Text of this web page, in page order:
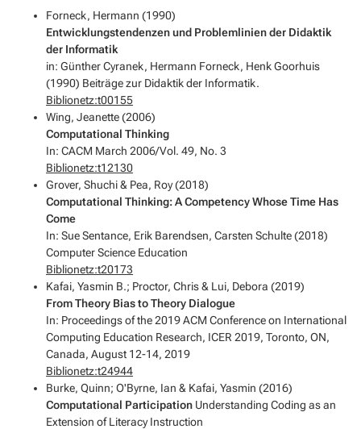
Forneck, Hermann (1990)
Entwicklungstendenzen und Problemlinien der Didaktik
der Informatik
in: Günther Cyranek, Hermann Forneck, Henk Goorhuis
(1990) Beiträge zur Didaktik der Informatik.
Biblionetz:t00155
Wing, Jeanette (2006)
Computational Thinking
In: CACM March 2006/Vol. 49, No. 3
Biblionetz:t12130
Grover, Shuchi & Pea, Roy (2018)
Computational Thinking: A Competency Whose Time Has
Come
In: Sue Sentance, Erik Barendsen, Carsten Schulte (2018)
Computer Science Education
Biblionetz:t20173
Kafai, Yasmin B.; Proctor, Chris & Lui, Debora (2019)
From Theory Bias to Theory Dialogue
In: Proceedings of the 2019 ACM Conference on International
Computing Education Research, ICER 2019, Toronto, ON,
Canada, August 12-14, 2019
Biblionetz:t24944
Burke, Quinn; O'Byrne, Ian & Kafai, Yasmin (2016)
Computational Participation Understanding Coding as an
Extension of Literacy Instruction